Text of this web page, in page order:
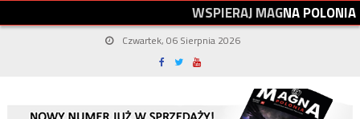
WSPIERAJMAGNAPOLONIA
Czwartek, 06 Sierpnia 2026